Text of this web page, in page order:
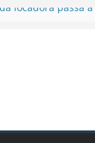
1bi no 2T26 e
de veículos
para o RJ e
leva Localiza